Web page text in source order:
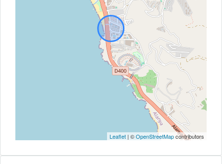
Leaflet | ©OpenStreetMapcontributors